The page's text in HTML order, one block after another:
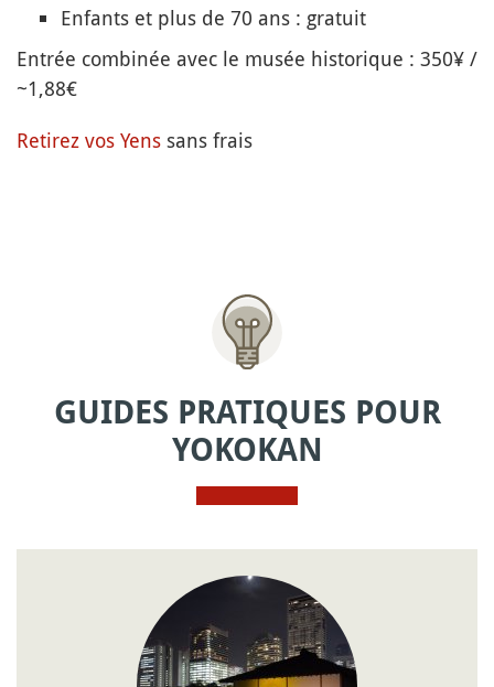
Enfants et plus de 70 ans : gratuit
Entrée combinée avec le musée historique : 350¥ /
~1,88€
Retirez vos Yens sans frais
GUIDES PRATIQUES POUR
YOKOKAN